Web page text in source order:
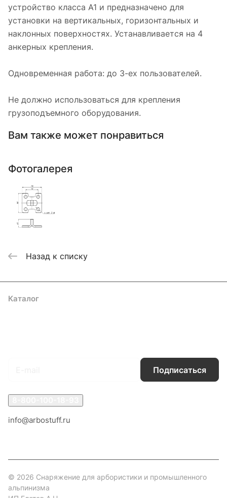
устройство класса А1 и предназначено для
установки на вертикальных, горизонтальных и
наклонных поверхностях. Устанавливается на 4
анкерных крепления.
Одновременная работа: до 3-ех пользователей.
Не должно использоваться для крепления
грузоподъемного оборудования.
Вам также может понравиться
Фотогалерея
Назад к списку
Каталог
Подписаться
info@arbostuff.ru
© 2026 Снаряжение для арбористики и промышленного
альпинизма